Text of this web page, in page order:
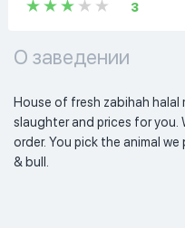
3
О заведении
House of fresh zabihah halal
slaughter and prices for
order. You pick the animal
& bull.